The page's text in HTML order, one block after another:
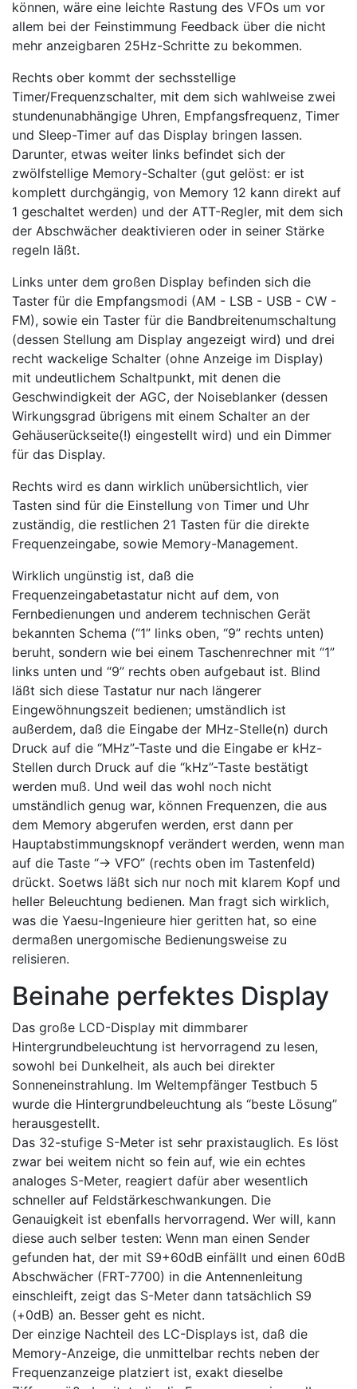
können, wäre eine leichte Rastung des VFOs um vor
allem bei der Feinstimmung Feedback über die nicht
mehr anzeigbaren 25Hz-Schritte zu bekommen.
Rechts ober kommt der sechsstellige
Timer/Frequenzschalter, mit dem sich wahlweise zwei
stundenunabhängige Uhren, Empfangsfrequenz, Timer
und Sleep-Timer auf das Display bringen lassen.
Darunter, etwas weiter links befindet sich der
zwölfstellige Memory-Schalter (gut gelöst: er ist
komplett durchgängig, von Memory 12 kann direkt auf
1 geschaltet werden) und der ATT-Regler, mit dem sich
der Abschwächer deaktivieren oder in seiner Stärke
regeln läßt.
Links unter dem großen Display befinden sich die
Taster für die Empfangsmodi (AM - LSB - USB - CW -
FM), sowie ein Taster für die Bandbreitenumschaltung
(dessen Stellung am Display angezeigt wird) und drei
recht wackelige Schalter (ohne Anzeige im Display)
mit undeutlichem Schaltpunkt, mit denen die
Geschwindigkeit der AGC, der Noiseblanker (dessen
Wirkungsgrad übrigens mit einem Schalter an der
Gehäuserückseite(!) eingestellt wird) und ein Dimmer
für das Display.
Rechts wird es dann wirklich unübersichtlich, vier
Tasten sind für die Einstellung von Timer und Uhr
zuständig, die restlichen 21 Tasten für die direkte
Frequenzeingabe, sowie Memory-Management.
Wirklich ungünstig ist, daß die
Frequenzeingabetastatur nicht auf dem, von
Fernbedienungen und anderem technischen Gerät
bekannten Schema (“1” links oben, “9” rechts unten)
beruht, sondern wie bei einem Taschenrechner mit “1”
links unten und “9” rechts oben aufgebaut ist. Blind
läßt sich diese Tastatur nur nach längerer
Eingewöhnungszeit bedienen; umständlich ist
außerdem, daß die Eingabe der MHz-Stelle(n) durch
Druck auf die “MHz”-Taste und die Eingabe er kHz-
Stellen durch Druck auf die “kHz”-Taste bestätigt
werden muß. Und weil das wohl noch nicht
umständlich genug war, können Frequenzen, die aus
dem Memory abgerufen werden, erst dann per
Hauptabstimmungsknopf verändert werden, wenn man
auf die Taste “-> VFO” (rechts oben im Tastenfeld)
drückt. Soetws läßt sich nur noch mit klarem Kopf und
heller Beleuchtung bedienen. Man fragt sich wirklich,
was die Yaesu-Ingenieure hier geritten hat, so eine
dermaßen unergomische Bedienungsweise zu
relisieren.
Beinahe perfektes Display
Das große LCD-Display mit dimmbarer
Hintergrundbeleuchtung ist hervorragend zu lesen,
sowohl bei Dunkelheit, als auch bei direkter
Sonneneinstrahlung. Im Weltempfänger Testbuch 5
wurde die Hintergrundbeleuchtung als “beste Lösung”
herausgestellt.
Das 32-stufige S-Meter ist sehr praxistauglich. Es löst
zwar bei weitem nicht so fein auf, wie ein echtes
analoges S-Meter, reagiert dafür aber wesentlich
schneller auf Feldstärkeschwankungen. Die
Genauigkeit ist ebenfalls hervorragend. Wer will, kann
diese auch selber testen: Wenn man einen Sender
gefunden hat, der mit S9+60dB einfällt und einen 60dB
Abschwächer (FRT-7700) in die Antennenleitung
einschleift, zeigt das S-Meter dann tatsächlich S9
(+0dB) an. Besser geht es nicht.
Der einzige Nachteil des LC-Displays ist, daß die
Memory-Anzeige, die unmittelbar rechts neben der
Frequenzanzeige platziert ist, exakt dieselbe